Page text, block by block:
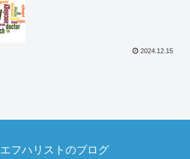
2024.12.15
エフハリストのブログ